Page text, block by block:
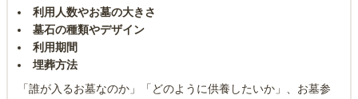
利用人数やお墓の大きさ
墓石の種類やデザイン
利用期間
埋葬方法
「誰が入るお墓なのか」「どのように供養したいか」、お墓参